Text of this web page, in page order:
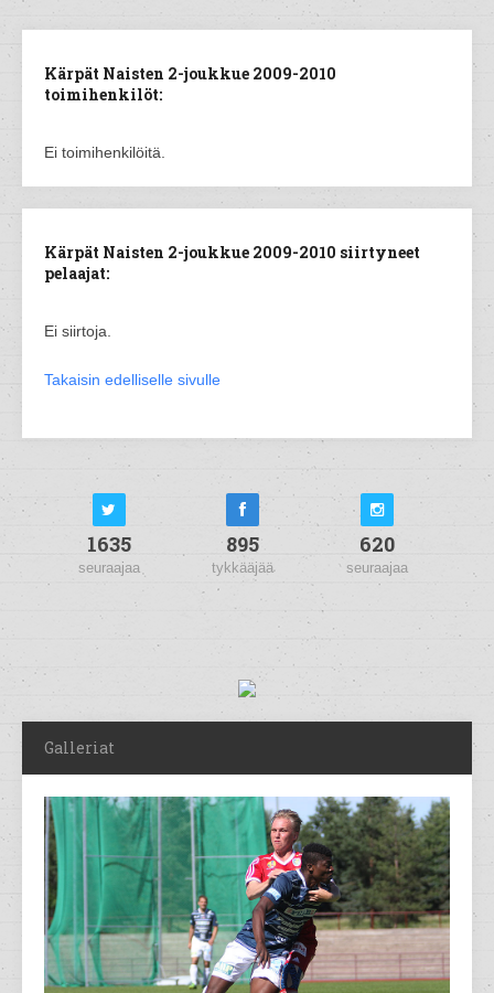
Kärpät Naisten 2-joukkue 2009-2010
toimihenkilöt:
Ei toimihenkilöitä.
Kärpät Naisten 2-joukkue 2009-2010 siirtyneet
pelaajat:
Ei siirtoja.
Takaisin edelliselle sivulle
1635
seuraajaa
895
tykkääjää
620
seuraajaa
Galleriat